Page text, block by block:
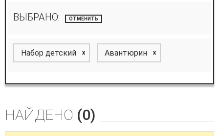
ВЫБРАНО: ОТМЕНИТЬ
Набор детский x Авантюрин x
НАЙДЕНО (0)